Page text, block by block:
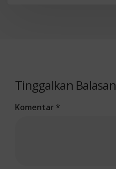
Tinggalkan Balasan
Komentar *